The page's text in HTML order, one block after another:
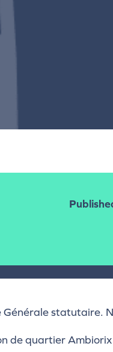
statutaire.
de quartier Ambiorix